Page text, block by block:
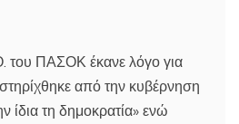
του ΠΑΣΟΚ έκανε λόγο για
από την κυβέρνηση
ίδια τη δημοκρατία» ενώ